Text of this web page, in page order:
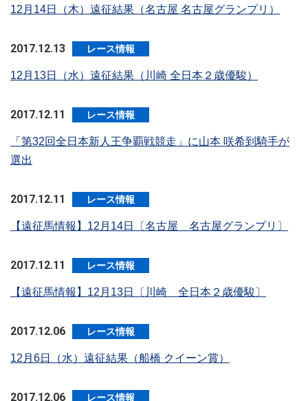
12月14日（木）遠征結果（名古屋 名古屋グランプリ）
2017.12.13 レース情報
12月13日（水）遠征結果（川崎 全日本２歳優駿）
2017.12.11 レース情報
「第32回全日本新人王争覇戦競走」に山本 咲希到騎手が
選出
2017.12.11 レース情報
【遠征馬情報】12月14日〔名古屋 名古屋グランプリ〕
2017.12.11 レース情報
【遠征馬情報】12月13日〔川崎 全日本２歳優駿〕
2017.12.06 レース情報
12月6日（水）遠征結果（船橋 クイーン賞）
2017.12.06 レース情報